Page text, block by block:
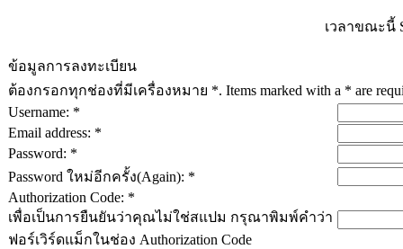
เวลาขณะนี้
ข้อมูลการลงทะเบียน
ต้องกรอกทุกช่องที่มีเครื่องหมาย *. Items marked with a * are
Username: *
Email address: *
Password: *
Password ใหม่อีกครั้ง(Again): *
Authorization Code: *
เพื่อเป็นการยืนยันว่าคุณไม่ใช่สแปม กรุณาพิมพ์คำว่า
ฟอร์เวิร์ดแม็กในช่อง Authorization Code